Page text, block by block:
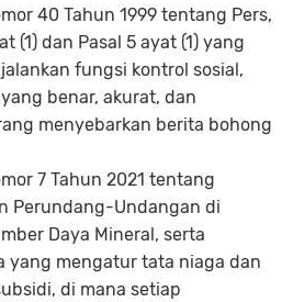
40 Tahun 1999 tentang Pers,
(1) dan Pasal 5 ayat (1) yang
fungsi kontrol sosial,
benar, akurat, dan
menyebarkan berita bohong
7 Tahun 2021 tentang
Perundang-Undangan di
Daya Mineral, serta
yang mengatur tata niaga dan
di mana setiap